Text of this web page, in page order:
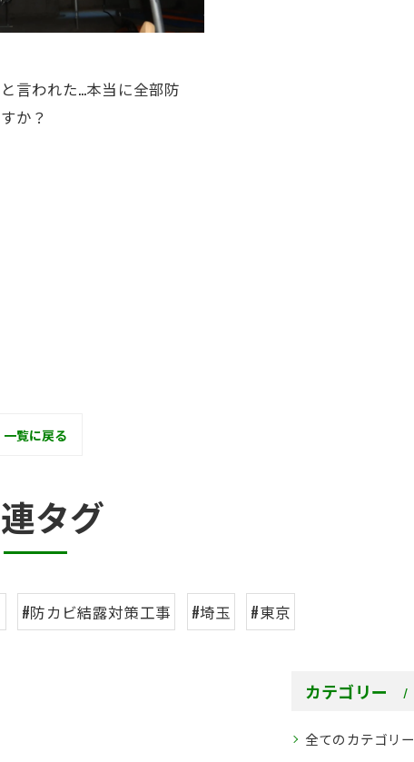
言われた…本当に全部防
か？
一覧に戻る
タグ
#防カビ結露対策工事 #埼玉 #東京
カテゴリー
全てのカテゴリー